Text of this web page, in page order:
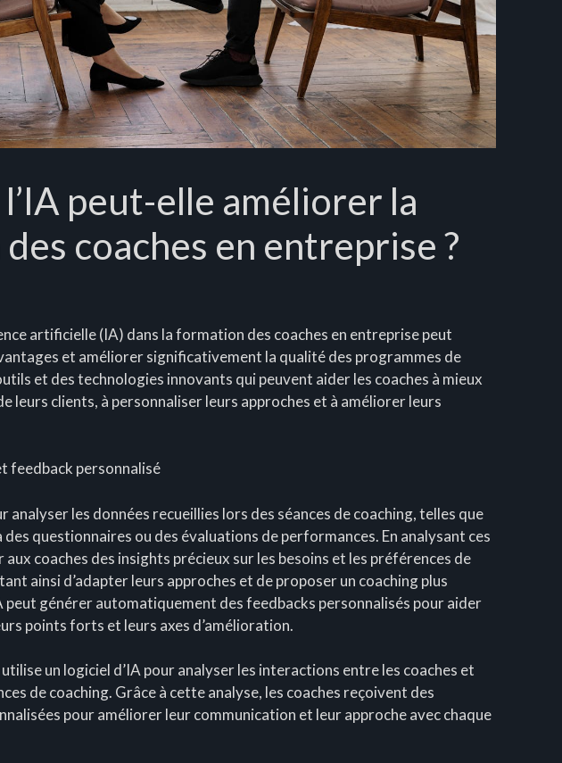
peut-elle améliorer la
coaches en entreprise ?
artificielle (IA) dans la formation des coaches en entreprise peut
et améliorer significativement la qualité des programmes de
et des technologies innovants qui peuvent aider les coaches à mieux
leurs clients, à personnaliser leurs approches et à améliorer leurs
feedback personnalisé
analyser les données recueillies lors des séances de coaching, telles que
des questionnaires ou des évaluations de performances. En analysant ces
aux coaches des insights précieux sur les besoins et les préférences de
ainsi d’adapter leurs approches et de proposer un coaching plus
peut générer automatiquement des feedbacks personnalisés pour aider
points forts et leurs axes d’amélioration.
un logiciel d’IA pour analyser les interactions entre les coaches et
de coaching. Grâce à cette analyse, les coaches reçoivent des
pour améliorer leur communication et leur approche avec chaque